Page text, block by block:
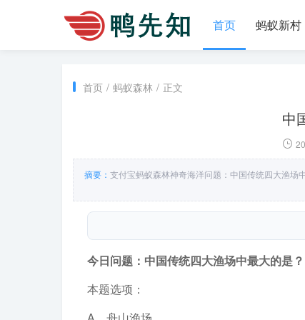
首页 蚂蚁新村
首页 / 蚂蚁森林 / 正文
中
摘要： 支付宝蚂蚁森林神奇海洋问题：中国传统四大渔场
今日问题：中国传统四大渔场中最大的是？
本题选项：